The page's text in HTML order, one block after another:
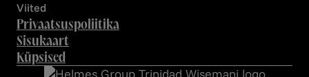
Viited
Privaatsuspoliitika
Sisukaart
Küpsised